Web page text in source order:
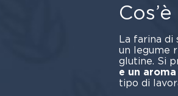
La farina di
un legume
glutine. Si
e un
tipo di